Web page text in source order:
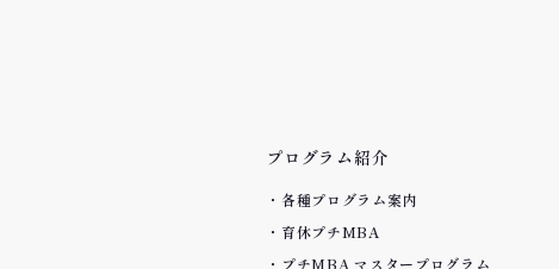
プログラム紹介
各種プログラム案内
育休プチMBA
プチMBA マスタープログラム